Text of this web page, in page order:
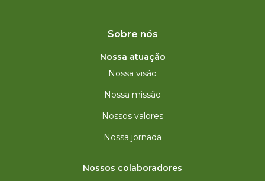
Sobre nós
Nossa atuação
Nossa visão
Nossa missão
Nossos valores
Nossa jornada
Nossos colaboradores